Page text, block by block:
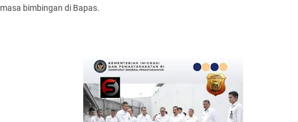
masa bimbingan di Bapas.